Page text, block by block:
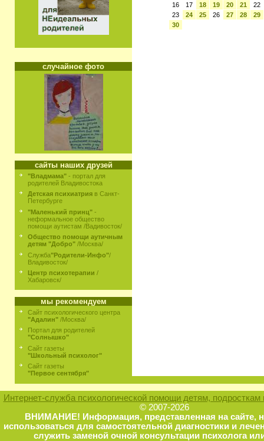
случайное фото
сайты наших друзей
"Владмама" - портал для
родителей Владивостока
Детская психиатрия в Санкт-
Петербурге
"Маленький принц" -
неформальное общество
помощи аутистам /Вадивосток/
Общество помощи аутичным
детям "Добро" /Москва/
Служба"Родители-Инфо"/
Владивосток/
Центр психотерапии /
Хабаровск/
мы рекомендуем
Сайт психологического центра
"Адалин" /Москва/
Портал для родителей
"Солнышко"
Сайт газеты
"Школьный психолог"
Сайт газеты
"Первое сентября"
16
17 18 19 20 21
22
23
24 25 26 27 28
29
30
Интернет-служба психологической помощи детям, подросткам
© 2007-2026
ВНИМАНИЕ! Информация, представленная на сайте,
использоваться для самостоятельной диагностики и
служить заменой очной консультации психолога